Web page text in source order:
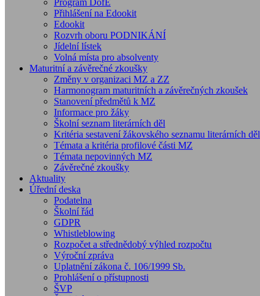
Program DofE
Přihlášení na Edookit
Edookit
Rozvrh oboru PODNIKÁNÍ
Jídelní lístek
Volná místa pro absolventy
Maturitní a závěrečné zkoušky
Změny v organizaci MZ a ZZ
Harmonogram maturitních a závěrečných zkoušek
Stanovení předmětů k MZ
Informace pro žáky
Školní seznam literárních děl
Kritéria sestavení žákovského seznamu literárních děl
Témata a kritéria profilové části MZ
Témata nepovinných MZ
Závěrečné zkoušky
Aktuality
Úřední deska
Podatelna
Školní řád
GDPR
Whistleblowing
Rozpočet a střednědobý výhled rozpočtu
Výroční zpráva
Uplatnění zákona č. 106/1999 Sb.
Prohlášení o přístupnosti
ŠVP